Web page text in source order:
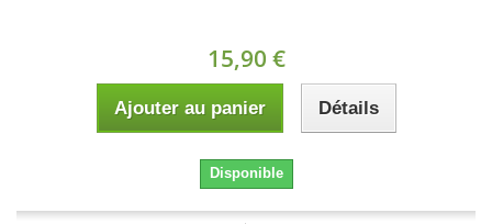
15,90 €
Ajouter au panier Détails
Disponible